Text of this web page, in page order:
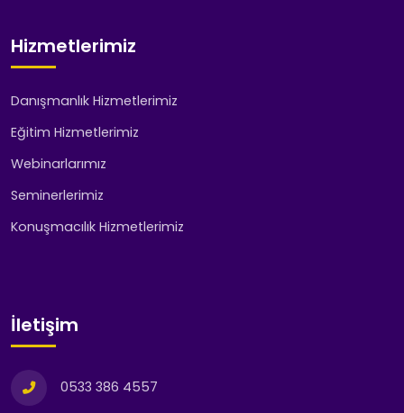
Hizmetlerimiz
Danışmanlık Hizmetlerimiz
Eğitim Hizmetlerimiz
Webinarlarımız
Seminerlerimiz
Konuşmacılık Hizmetlerimiz
İletişim
0533 386 4557